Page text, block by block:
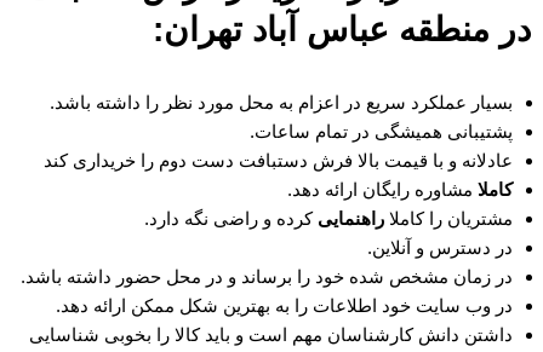
در منطقه عباس آباد تهران:
بسیار عملکرد سریع در اعزام به محل مورد نظر را داشته باشد.
پشتیبانی همیشگی در تمام ساعات.
عادلانه و با قیمت بالا فرش دستبافت دست دوم را خریداری کند
کاملا مشاوره رایگان ارائه دهد.
مشتریان را کاملا راهنمایی کرده و راضی نگه دارد.
در دسترس و آنلاین.
در زمان مشخص شده خود را برساند و در محل حضور داشته باشد.
در وب سایت خود اطلاعات را به بهترین شکل ممکن ارائه دهد.
داشتن دانش کارشناسان مهم است و باید کالا را بخوبی شناسایی